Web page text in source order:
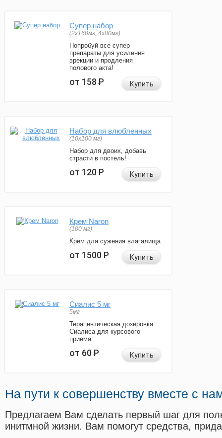
Супер набор
(2х160мг, 4х80мг)
Попробуй все супер
препараты для усиления
эрекции и продления
полового акта!
от 158Р Купить
Набор для влюбленных
(10х100 мг)
Набор для двоих, добавь
страсти в постель!
от 120Р Купить
Крем Naron
(100 мг)
Крем для сужения влагалища
от 1500Р Купить
Сиалис 5 мг
5мг
Терапевтическая дозировка
Сиалиса для курсового
приема
от 60Р Купить
На пути к совершенству вместе с
Предлагаем Вам сделать первый шаг для
инитмной жизни. Вам помогут средства,